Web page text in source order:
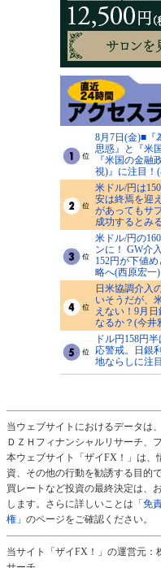
8月7日(金)■『
思惑』と『米
『米国の金融
視)』に注目！
米ドル/円は
安は終焉を迎
があってもサ
成功するとみ
米ドル/円の
ンに！ GW介
152円が下値
略へ(西原宏一)
日米協調介入
いそうだが、
えない！9月
なるか？(今井
ドル円158円
応警戒。日銀
地ならしに注
当ウェブサイトにおけるデータは
ＤＺＨフィナンシャルリサーチ、
本ウェブサイト「ザイFX！」は
資、その他の行動を勧誘する目的
買レートなど投資の最終決定は、
します。さらに詳しいことは 「免
権」 のページをご確認ください。
当サイト「ザイFX！」の運営元：